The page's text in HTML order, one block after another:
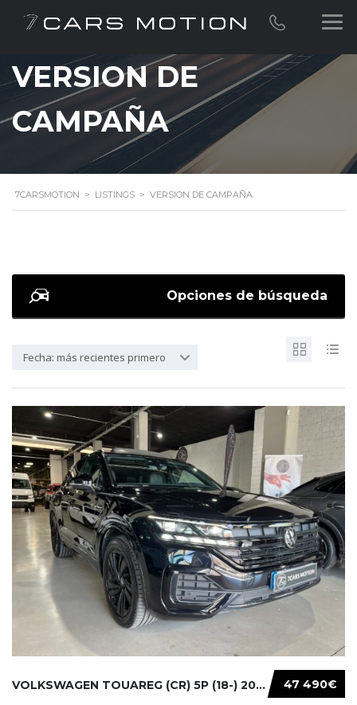
VERSION DE
CAMPAÑA
7CARSMOTION > LISTINGS > VERSION DE CAMPAÑA
Opciones de búsqueda
Fecha: más recientes primero
47 490€
VOLKSWAGEN TOUAREG (CR) 5P (18-) 2021...